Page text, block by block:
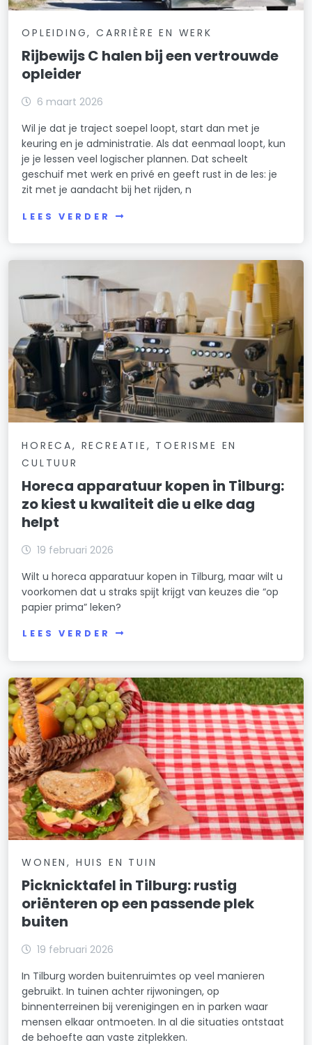
OPLEIDING, CARRIÈRE EN WERK
Rijbewijs C halen bij een vertrouwde
opleider
6 maart 2026
Wil je dat je traject soepel loopt, start dan met je
keuring en je administratie. Als dat eenmaal loopt, kun
je je lessen veel logischer plannen. Dat scheelt
geschuif met werk en privé en geeft rust in de les: je
zit met je aandacht bij het rijden, n
LEES VERDER
HORECA, RECREATIE, TOERISME EN
CULTUUR
Horeca apparatuur kopen in Tilburg:
zo kiest u kwaliteit die u elke dag
helpt
19 februari 2026
Wilt u horeca apparatuur kopen in Tilburg, maar wilt u
voorkomen dat u straks spijt krijgt van keuzes die “op
papier prima” leken?
LEES VERDER
WONEN, HUIS EN TUIN
Picknicktafel in Tilburg: rustig
oriënteren op een passende plek
buiten
19 februari 2026
In Tilburg worden buitenruimtes op veel manieren
gebruikt. In tuinen achter rijwoningen, op
binnenterreinen bij verenigingen en in parken waar
mensen elkaar ontmoeten. In al die situaties ontstaat
de behoefte aan vaste zitplekken.